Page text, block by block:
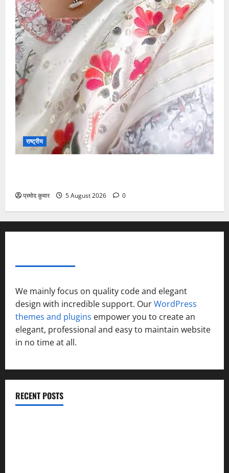
राष्ट्रीय
प्रमोद कुमार 5 August 2026 0
We mainly focus on quality code and elegant
design with incredible support. OurWordPress
themes and plugins empower you to create an
elegant, professional and easy to maintain website
in no time at all.
RECENT POSTS